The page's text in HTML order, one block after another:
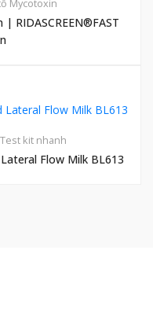
Mycotoxin
RIDASCREEN®FAST
Test kit nhanh
Flow Milk BL613